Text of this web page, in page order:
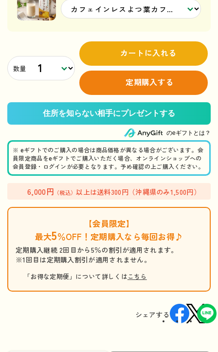
数量
カートに入れる
定期購入する
のeギフトとは？
※ eギフトでのご購入の場合は商品価格が異なる場合がございます。会
員限定商品をeギフトでご購入いただく場合、オンラインショップへの
会員登録・ログインが必要となります。予め確認の上ご購入ください。
6,000円 （税込）以上は送料300円（沖縄県のみ1,500円）
【会員限定】
最大5％OFF！定期購入なら毎回お得♪
定期購入継続 2回目から5％の割引が適用されます。
※1回目は定期購入割引が適用されません。
「お得な定期便」について詳しくはこちら
シェアする